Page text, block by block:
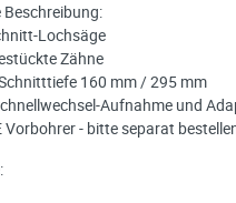
Beschreibung:
Lochsäge
Zähne
160 mm / 295 mm
Aufnahme und
Vorbohrer - bitte separat